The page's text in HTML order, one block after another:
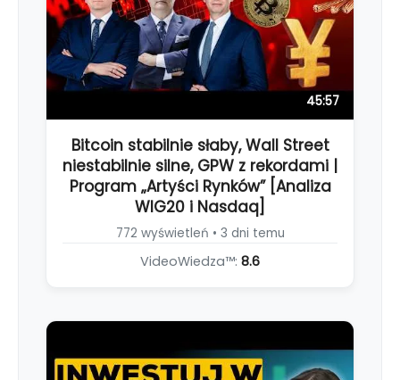
45:57
Bitcoin stabilnie słaby, Wall Street
niestabilnie silne, GPW z rekordami |
Program „Artyści Rynków” [Analiza
WIG20 i Nasdaq]
772 wyświetleń • 3 dni temu
VideoWiedza™: 8.6